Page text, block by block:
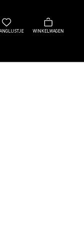
WINKELWAGEN
Winkelwagen